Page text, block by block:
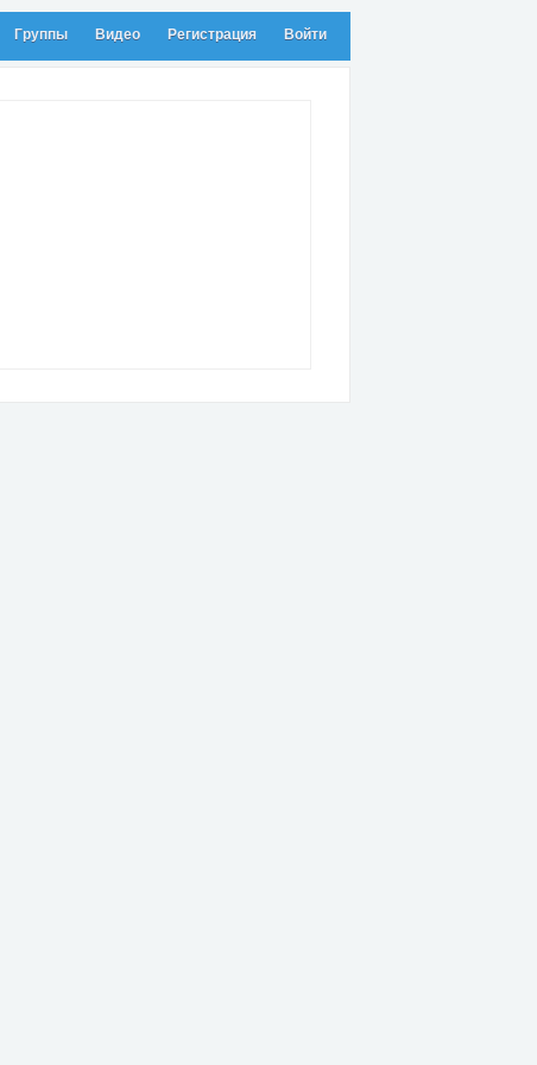
Группы Видео Регистрация Войти